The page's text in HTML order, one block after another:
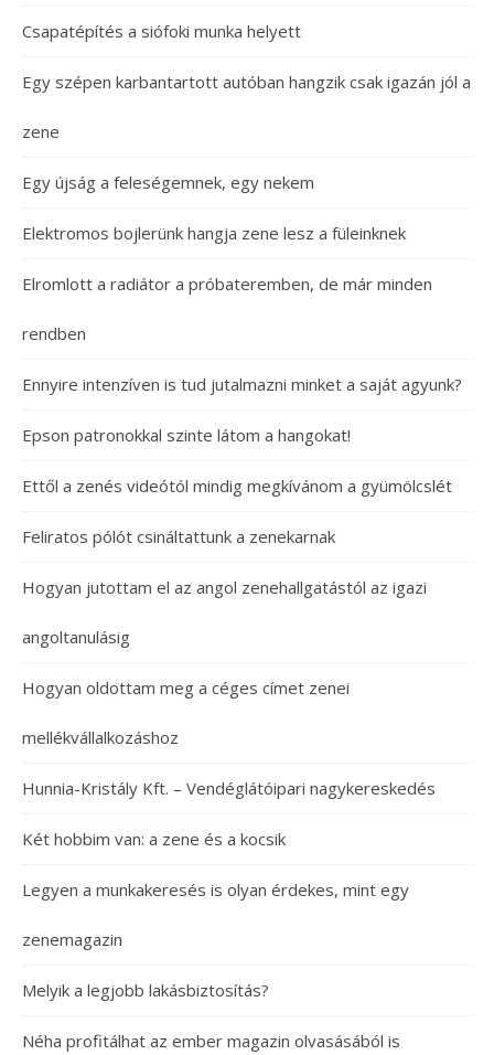
Csapatépítés a siófoki munka helyett
Egy szépen karbantartott autóban hangzik csak igazán jól a
zene
Egy újság a feleségemnek, egy nekem
Elektromos bojlerünk hangja zene lesz a füleinknek
Elromlott a radiátor a próbateremben, de már minden
rendben
Ennyire intenzíven is tud jutalmazni minket a saját agyunk?
Epson patronokkal szinte látom a hangokat!
Ettől a zenés videótól mindig megkívánom a gyümölcslét
Feliratos pólót csináltattunk a zenekarnak
Hogyan jutottam el az angol zenehallgatástól az igazi
angoltanulásig
Hogyan oldottam meg a céges címet zenei
mellékvállalkozáshoz
Hunnia-Kristály Kft. – Vendéglátóipari nagykereskedés
Két hobbim van: a zene és a kocsik
Legyen a munkakeresés is olyan érdekes, mint egy
zenemagazin
Melyik a legjobb lakásbiztosítás?
Néha profitálhat az ember magazin olvasásából is